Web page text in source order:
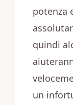
potenza
quindi
un